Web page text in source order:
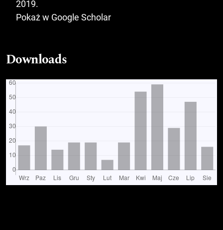
2019.
Pokaż w Google Scholar
Downloads